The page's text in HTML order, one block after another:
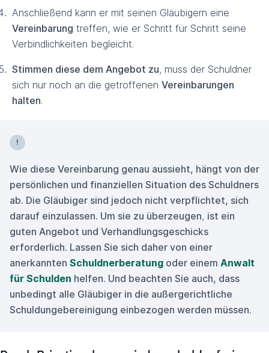
Anschließend kann er mit seinen Gläubigern eine
Vereinbarung treffen, wie er Schritt für Schritt seine
Verbindlichkeiten begleicht.
Stimmen diese dem Angebot zu, muss der Schuldner
sich nur noch an die getroffenen Vereinbarungen
halten.
Wie diese Vereinbarung genau aussieht, hängt von der
persönlichen und finanziellen Situation des Schuldners
ab. Die Gläubiger sind jedoch nicht verpflichtet, sich
darauf einzulassen. Um sie zu überzeugen, ist ein
guten Angebot und Verhandlungsgeschicks
erforderlich. Lassen Sie sich daher von einer
anerkannten Schuldnerberatung oder einem Anwalt
für Schulden helfen. Und beachten Sie auch, dass
unbedingt alle Gläubiger in die außergerichtliche
Schuldungebereinigung einbezogen werden müssen.